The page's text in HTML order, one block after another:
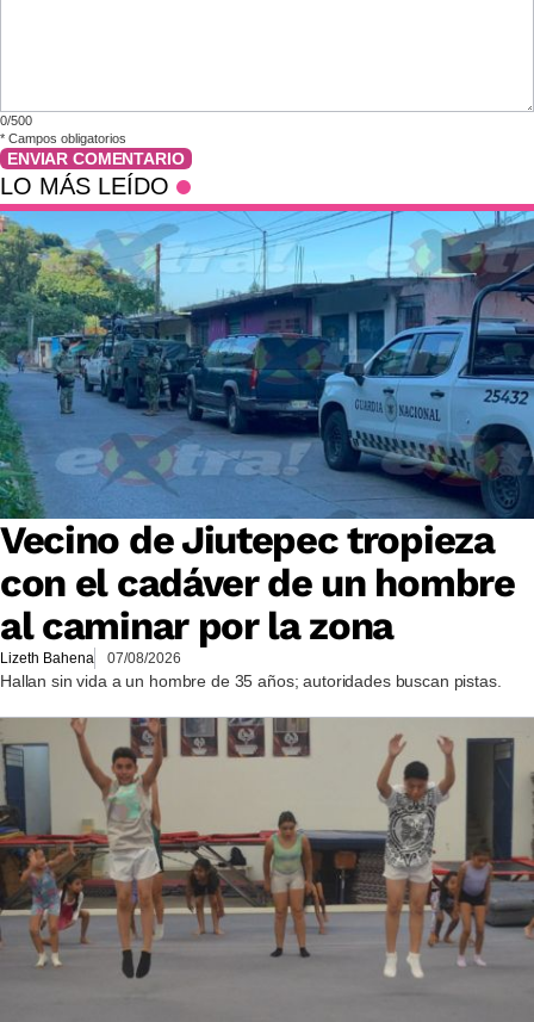
0/500
* Campos obligatorios
ENVIAR COMENTARIO
LO MÁS LEÍDO
Vecino de Jiutepec tropieza
con el cadáver de un hombre
al caminar por la zona
Lizeth Bahena 07/08/2026
Hallan sin vida a un hombre de 35 años; autoridades buscan pistas.